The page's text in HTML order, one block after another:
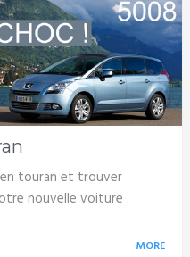
touran et trouver
nouvelle voiture .
MORE